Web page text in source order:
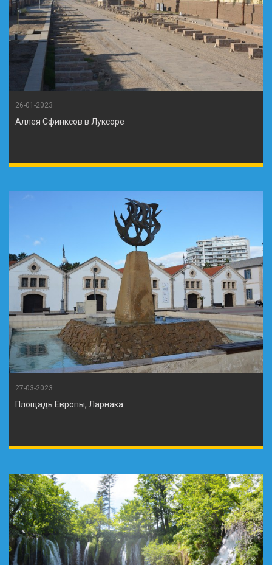
26-01-2023
Аллея Сфинксов в Луксоре
27-03-2023
Площадь Европы, Ларнака